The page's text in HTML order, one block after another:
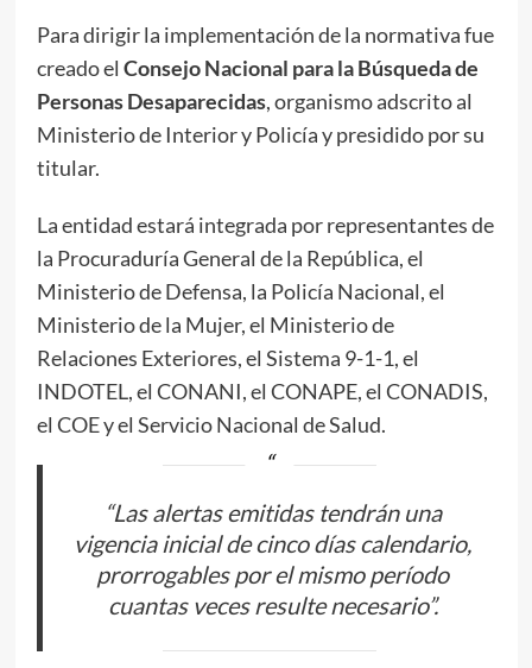
Para dirigir la implementación de la normativa fue
creado el Consejo Nacional para la Búsqueda de
Personas Desaparecidas, organismo adscrito al
Ministerio de Interior y Policía y presidido por su
titular.
La entidad estará integrada por representantes de
la Procuraduría General de la República, el
Ministerio de Defensa, la Policía Nacional, el
Ministerio de la Mujer, el Ministerio de
Relaciones Exteriores, el Sistema 9-1-1, el
INDOTEL, el CONANI, el CONAPE, el CONADIS,
el COE y el Servicio Nacional de Salud.
“Las alertas emitidas tendrán una
vigencia inicial de cinco días calendario,
prorrogables por el mismo período
cuantas veces resulte necesario”.